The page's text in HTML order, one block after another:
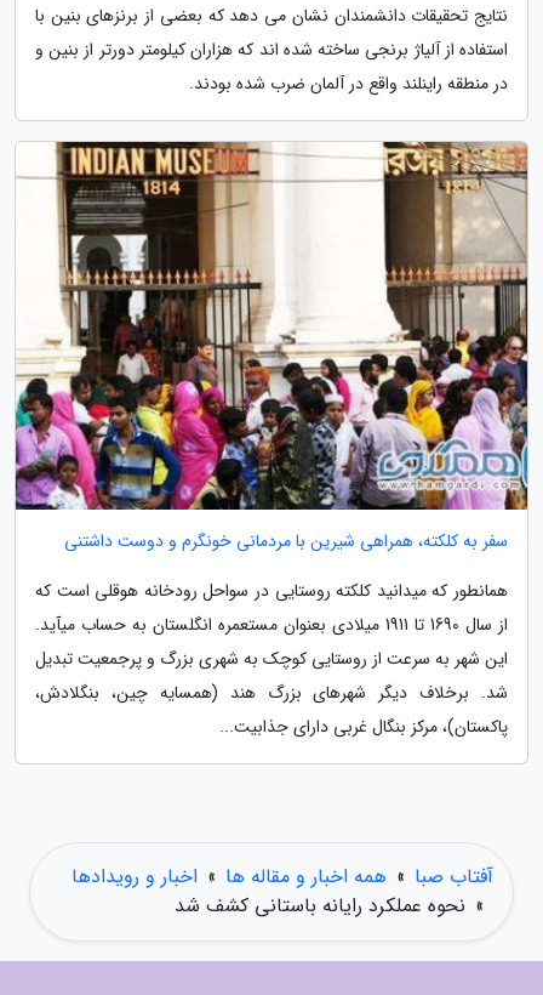
نتایج تحقیقات دانشمندان نشان می دهد که بعضی از برنزهای بنین با
استفاده از آلیاژ برنجی ساخته شده اند که هزاران کیلومتر دورتر از بنین و
در منطقه راینلند واقع در آلمان ضرب شده بودند.
سفر به کلکته، همراهی شیرین با مردمانی خونگرم و دوست داشتنی
همانطور که میدانید کلکته روستایی در سواحل رودخانه هوقلی است که
از سال 1690 تا 1911 میلادی بعنوان مستعمره انگلستان به حساب میآید.
این شهر به سرعت از روستایی کوچک به شهری بزرگ و پرجمعیت تبدیل
شد. برخلاف دیگر شهرهای بزرگ هند (همسایه چین، بنگلادش،
پاکستان)، مرکز بنگال غربی دارای جذابیت...
آفتاب صبا » همه اخبار و مقاله ها » اخبار و رویدادها
» نحوه عملکرد رایانه باستانی کشف شد